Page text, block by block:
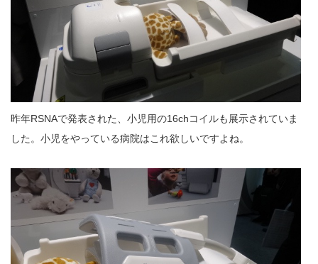
昨年RSNAで発表された、小児用の16chコイルも展示されていま
した。小児をやっている病院はこれ欲しいですよね。